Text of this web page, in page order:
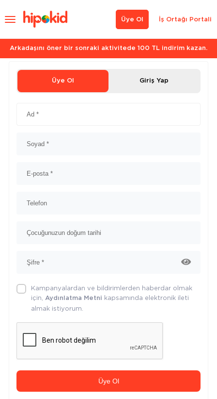
İş Ortağı Portali
Üye Ol
Arkadaşını öner bir sonraki aktivitede 100 TL indirim kazan.
Üye Ol Giriş Yap
Kampanyalardan ve bildirimlerden haberdar olmak
için, Aydınlatma Metni kapsamında elektronik ileti
almak istiyorum.
Üye Ol